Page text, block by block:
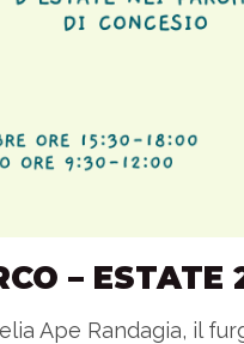
– ESTATE
Ape Randagia, il